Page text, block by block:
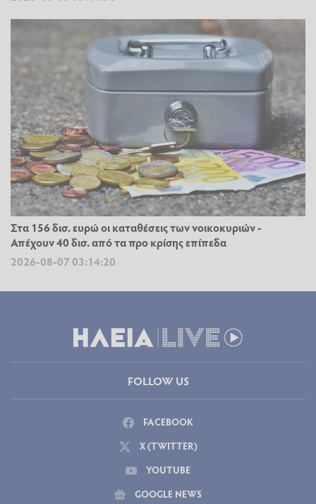
Στα 156 δισ. ευρώ οι καταθέσεις των νοικοκυριών -
Απέχουν 40 δισ. από τα προ κρίσης επίπεδα
2026-08-07 03:14:20
FOLLOW US
FACEBOOK
X (TWITTER)
YOUTUBE
GOOGLE NEWS